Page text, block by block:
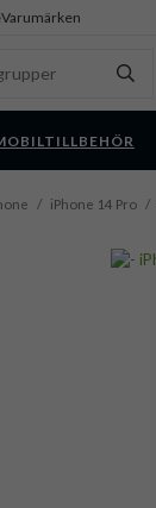
Varumärken
/ iPhone 14 Pro /